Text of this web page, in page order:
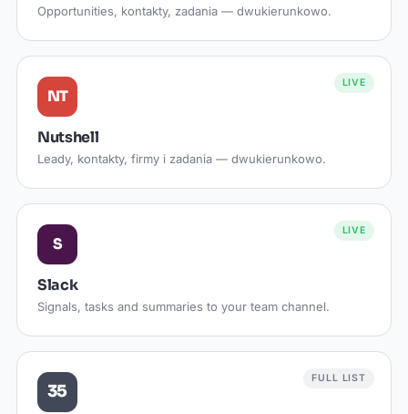
Opportunities, kontakty, zadania — dwukierunkowo.
NT
Nutshell
Leady, kontakty, firmy i zadania — dwukierunkowo.
LIVE
S
Slack
Signals, tasks and summaries to your team channel.
LIVE
35
FULL LIST